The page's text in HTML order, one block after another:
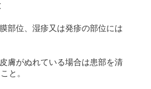
部位、湿疹又は発疹の部位には
膚がぬれている場合は患部を清
と。